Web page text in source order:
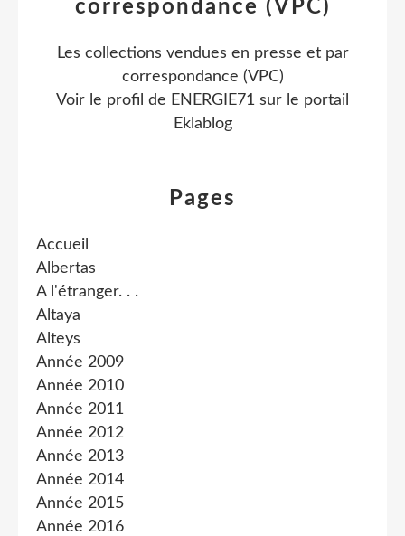
Pages
Accueil
Albertas
A l'étranger. . .
Altaya
Alteys
Année 2009
Année 2010
Année 2011
Année 2012
Année 2013
Année 2014
Année 2015
Année 2016
correspondance (VPC)
Les collections vendues en presse et par
correspondance (VPC)
Voir le profil de ENERGIE71 sur le portail
Eklablog